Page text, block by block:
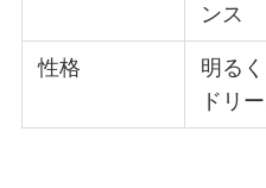
ンス
性格
明る
ドリ